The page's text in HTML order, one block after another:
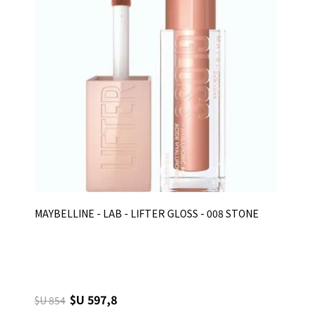
MAYBELLINE - LAB - LIFTER GLOSS - 008 STONE
$U 854 $U 597,8